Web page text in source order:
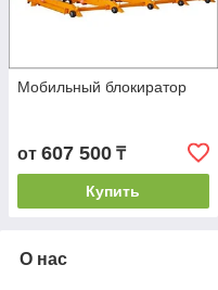
Мобильный блокиратор
от 607 500 ₸
Купить
О нас